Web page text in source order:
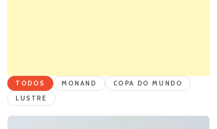
TODOS MONAND
COPA DO MUNDO
LUSTRE